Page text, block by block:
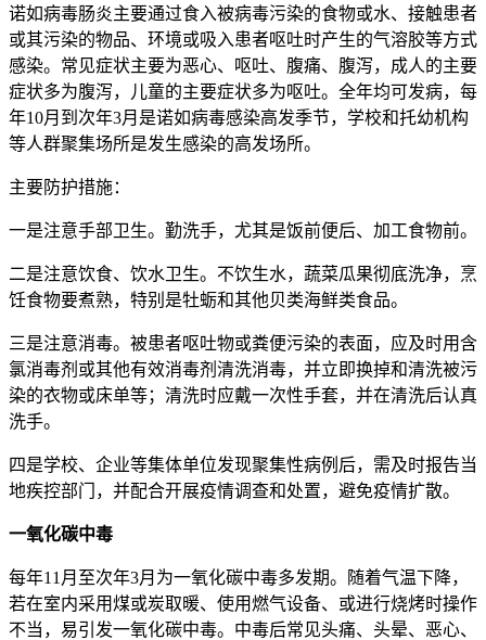
诺如病毒肠炎主要通过食入被病毒污染的食物或水、接触患者
或其污染的物品、环境或吸入患者呕吐时产生的气溶胶等方式
感染。常见症状主要为恶心、呕吐、腹痛、腹泻，成人的主要
症状多为腹泻，儿童的主要症状多为呕吐。全年均可发病，每
年10月到次年3月是诺如病毒感染高发季节，学校和托幼机构
等人群聚集场所是发生感染的高发场所。
主要防护措施：
一是注意手部卫生。勤洗手，尤其是饭前便后、加工食物前。
二是注意饮食、饮水卫生。不饮生水，蔬菜瓜果彻底洗净，烹
饪食物要煮熟，特别是牡蛎和其他贝类海鲜类食品。
三是注意消毒。被患者呕吐物或粪便污染的表面，应及时用含
氯消毒剂或其他有效消毒剂清洗消毒，并立即换掉和清洗被污
染的衣物或床单等；清洗时应戴一次性手套，并在清洗后认真
洗手。
四是学校、企业等集体单位发现聚集性病例后，需及时报告当
地疾控部门，并配合开展疫情调查和处置，避免疫情扩散。
一氧化碳中毒
每年11月至次年3月为一氧化碳中毒多发期。随着气温下降，
若在室内采用煤或炭取暖、使用燃气设备、或进行烧烤时操作
不当，易引发一氧化碳中毒。中毒后常见头痛、头晕、恶心、